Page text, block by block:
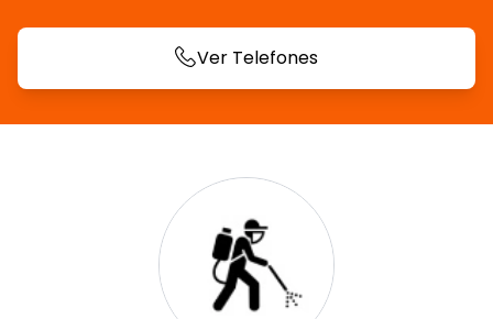
Ver Telefones